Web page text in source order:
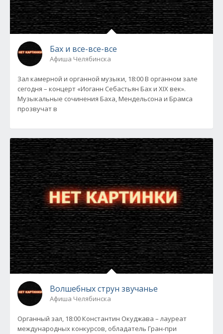
Бах и все-все-все
Афиша Челябинска
Зал камерной и органной музыки, 18:00 В органном зале
сегодня – концерт «Иоганн Себастьян Бах и XIX век».
Музыкальные сочинения Баха, Мендельсона и Брамса
прозвучат в
Волшебных струн звучанье
Афиша Челябинска
Органный зал, 18:00 Константин Окуджава – лауреат
международных конкурсов, обладатель Гран-при